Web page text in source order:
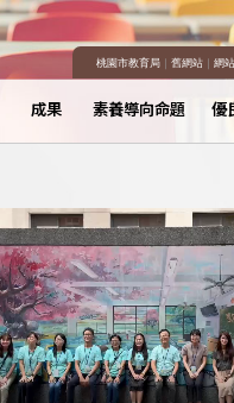
桃園市教育局｜ 舊網站｜ 網
成果 素養導向命題 優